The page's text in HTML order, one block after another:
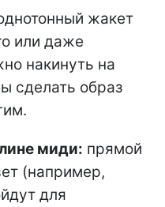
жакет
или даже
накинуть на
сделать образ
миди: прямой
(например,
для